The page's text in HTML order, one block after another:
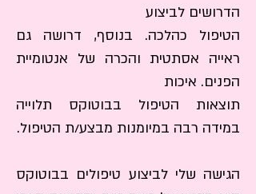
ההכשרה והניסיון הדרושים לביצוע
הטיפול כהלכה. בנוסף, דרושה גם ראייה אסתטית
והכרה של אנטומיית הפנים. איכות
תוצאות הטיפול בבוטוקס תלוייה במידה רבה
במיומנות מבצע/ת הטיפול.
הגישה שלי לביצוע טיפולים בבוטוקס היא בדגש על
טעם טוב והדגשת היופי הטבעי. הניסיון הרב
הזרקה מדוייקת שמרפה את השריר הרצוי ומשאירה
הדרושים לביצוע
הטיפול כהלכה. בנוסף, דרושה גם
ראייה אסתטית והכרה של אנטומיית
הפנים. איכות
תוצאות הטיפול בבוטוקס תלוייה
במידה רבה במיומנות מבצע/ת הטיפול.
הגישה שלי לביצוע טיפולים בבוטוקס